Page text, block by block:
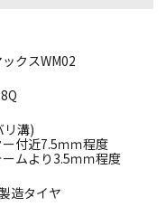
クスWM02
リ溝)
付近7.5ｍｍ程度
ムより3.5ｍｍ程度
造タイヤ